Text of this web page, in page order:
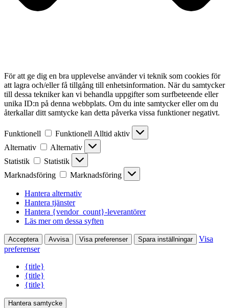
För att ge dig en bra upplevelse använder vi teknik som cookies för
att lagra och/eller få tillgång till enhetsinformation. När du samtycker
till dessa tekniker kan vi behandla uppgifter som surfbeteende eller
unika ID:n på denna webbplats. Om du inte samtycker eller om du
återkallar ditt samtycke kan detta påverka vissa funktioner negativt.
Funktionell Funktionell Alltid aktiv
Alternativ
Alternativ
Statistik
Statistik
Marknadsföring
Marknadsföring
Hantera alternativ
Hantera tjänster
Hantera {vendor_count}-leverantörer
Läs mer om dessa syften
Acceptera Avvisa Visa preferenser Spara inställningar
Visa
preferenser
{title}
{title}
{title}
Hantera samtycke